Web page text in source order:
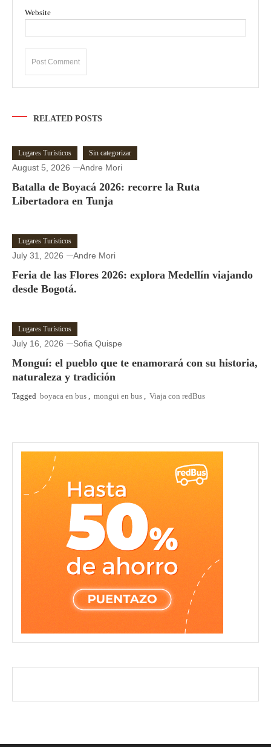
Website
RELATED POSTS
Lugares Turísticos Sin categorizar
August 5, 2026 Andre Mori
Batalla de Boyacá 2026: recorre la Ruta
Libertadora en Tunja
Lugares Turísticos
July 31, 2026 Andre Mori
Feria de las Flores 2026: explora Medellín viajando
desde Bogotá.
Lugares Turísticos
July 16, 2026 Sofia Quispe
Monguí: el pueblo que te enamorará con su historia,
naturaleza y tradición
Tagged boyaca en bus , mongui en bus , Viaja con redBus